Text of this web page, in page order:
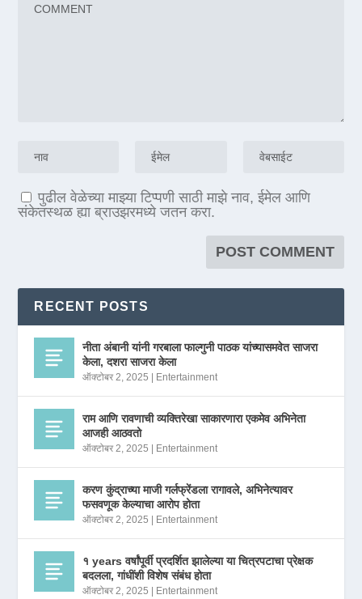
पुढील वेळेच्या माझ्या टिप्पणी साठी माझे नाव, ईमेल आणि
संकेतस्थळ ह्या ब्राउझरमध्ये जतन करा.
RECENT POSTS
नीता अंबानी यांनी गरबाला फाल्गुनी पाठक यांच्यासमवेत साजरा
केला, दशरा साजरा केला
ऑक्टोबर 2, 2025 Entertainment
राम आणि रावणाची व्यक्तिरेखा साकारणारा एकमेव अभिनेता
आजही आठवतो
ऑक्टोबर 2, 2025 Entertainment
करण कुंद्राच्या माजी गर्लफ्रेंडला रागावले, अभिनेत्यावर
फसवणूक केल्याचा आरोप होता
ऑक्टोबर 2, 2025 Entertainment
१ years वर्षांपूर्वी प्रदर्शित झालेल्या या चित्रपटाचा प्रेक्षक
बदलला, गांधींशी विशेष संबंध होता
ऑक्टोबर 2, 2025 Entertainment